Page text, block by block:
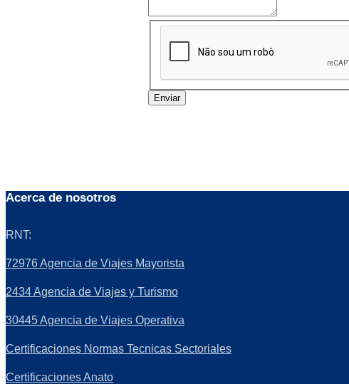
Enviar
Acerca de nosotros
RNT:
72976 Agencia de Viajes Mayorista
2434 Agencia de Viajes y Turismo
30445 Agencia de Viajes Operativa
Certificaciones Normas Tecnicas Sectoriales
Certificaciones Anato